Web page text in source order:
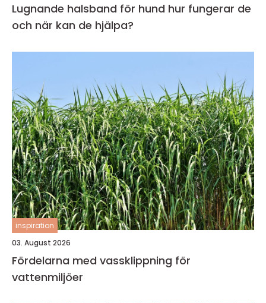
Lugnande halsband för hund hur fungerar de
och när kan de hjälpa?
inspiration
03. August 2026
Fördelarna med vassklippning för
vattenmiljöer